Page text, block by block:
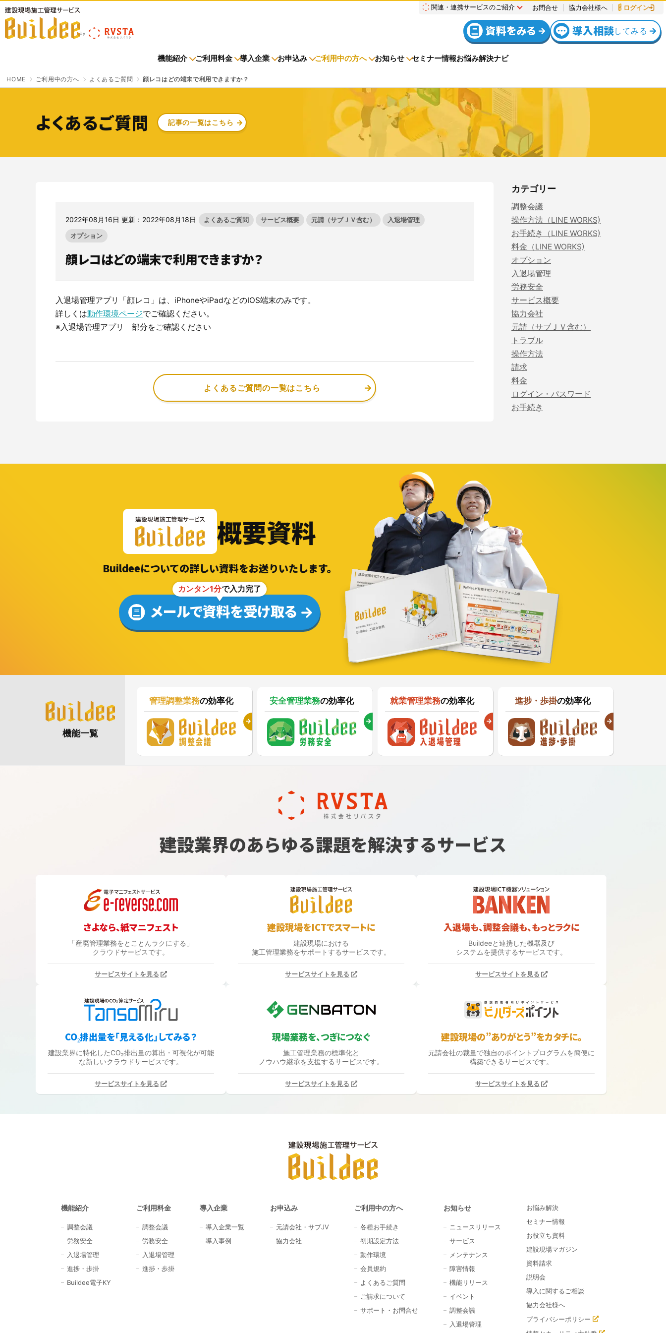
関連・連携サービスのご紹介 お問合せ 協力会社様へ ログイン
資料をみる 導入相談してみる
機能紹介
労務安全 入退場管理
進捗・歩掛
ご利用料金
労務安全 入退場管理
進捗・歩掛
導入企業
導入事例
お申込み
協力会社
ご利用中の方へ
初期設定方法 動作環境
会員規約 ご請求について
お知らせ
サービス 機能リリース
イベント 障害情報
セミナー情報お悩み解決ナビ
さよなら、紙マニフェスト 建設現場をICTでスマートに 入退場も、調整会議も、もっとラクに
サービスサイトを見る
CO₂排出量を「見える化」してみる？
建設業界に特化したCO₂排出量の算出・可視化が可能
サービスサイトを見る
施工管理業務の標準化と
建設現場の”ありがとう”をカタチに。
元請会社の裁量で独自のポイントプログラムを簡便に
構築できるサービスです。
サービスサイトを見る
HOME ご利用中の方へ よくあるご質問 顔レコはどの端末で利用できますか？
よくあるご質問 記事の一覧はこちら
2022年08月16日 更新：2022年08月18日 よくあるご質問 サービス概要 元請（サブＪＶ含む） 入退場管理
オプション
顔レコはどの端末で利用できますか？
入退場管理アプリ「顔レコ」は、iPhoneやiPadなどのIOS端末のみです。
詳しくは動作環境ページでご確認ください。
※入退場管理アプリ 部分をご確認ください
よくあるご質問の一覧はこちら
カテゴリー
調整会議
操作方法（LINE WORKS)
お手続き（LINE WORKS)
料金（LINE WORKS)
オプション
入退場管理
労務安全
サービス概要
協力会社
元請（サブＪＶ含む）
トラブル
操作方法
請求
料金
ログイン・パスワード
お手続き
概要資料
Buildeeについての詳しい資料をお送りいたします。
カンタン1分で入力完了
メールで資料を受け取る
機能一覧
管理調整業務の効率化 安全管理業務の効率化 就業管理業務の効率化 進捗・歩掛の効率化
建設業界のあらゆる課題を解決するサービス
さよなら、紙マニフェスト
「産廃管理業務をとことんラクにする」
クラウドサービスです。
サービスサイトを見る
建設現場をICTでスマートに
建設現場における
施工管理業務をサポートするサービスです。
サービスサイトを見る
入退場も、調整会議も、もっとラクに
Buildeeと連携した機器及び
システムを提供するサービスです。
サービスサイトを見る
CO₂排出量を「見える化」してみる？
建設業界に特化したCO₂排出量の算出・可視化が可能
な新しいクラウドサービスです。
サービスサイトを見る
現場業務を、つぎにつなぐ
施工管理業務の標準化と
ノウハウ継承を支援するサービスです。
サービスサイトを見る
建設現場の”ありがとう”をカタチに。
元請会社の裁量で独自のポイントプログラムを簡便に
構築できるサービスです。
サービスサイトを見る
機能紹介
調整会議
労務安全
入退場管理
進捗・歩掛
Buildee電子KY
ご利用料金
調整会議
労務安全
入退場管理
進捗・歩掛
導入企業
導入企業一覧
導入事例
お申込み
元請会社・サブJV
協力会社
ご利用中の方へ
各種お手続き
初期設定方法
動作環境
会員規約
よくあるご質問
ご請求について
サポート・お問合せ
お知らせ
ニュースリリース
サービス
メンテナンス
障害情報
機能リリース
イベント
調整会議
入退場管理
お悩み解決
セミナー情報
お役立ち資料
建設現場マガジン
資料請求
説明会
導入に関するご相談
協力会社様へ
プライバシーポリシー